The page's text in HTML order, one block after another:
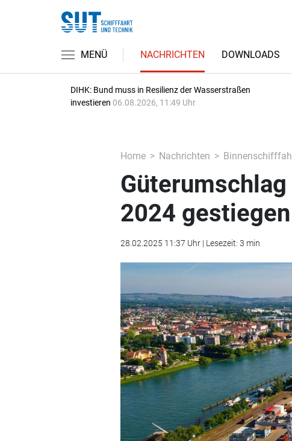
MENÜ NACHRICHTEN DOWNLOADS
DIHK: Bund muss in Resilienz der Wasserstraßen
investieren 06.08.2026, 11:49 Uhr
Home Nachrichten
2024 gestiegen
28.02.2025 11:37 Uhr | Lesezeit: 3 min